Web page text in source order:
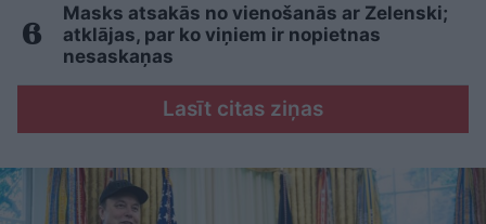
Masks atsakās no vienošanās ar Zelenski;
atklājas, par ko viņiem ir nopietnas
nesaskaņas
Lasīt citas ziņas